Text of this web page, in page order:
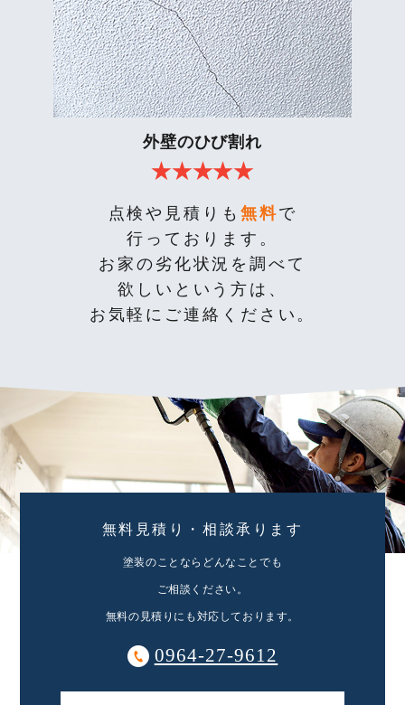
外壁のひび割れ
点検や見積りも 無料で
行っております。
お家の劣化状況を調べて
欲しいという方は、
お気軽にご連絡ください。
無料見積り・相談承ります
塗装のことならどんなことでも
ご相談ください。
無料の見積りにも対応しております。
0964-27-9612